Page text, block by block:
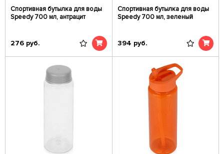
Спортивная бутылка для воды
Speedy 700 мл, антрацит
276 руб.
Спортивная бутылка для воды
Speedy 700 мл, зеленый
394 руб.